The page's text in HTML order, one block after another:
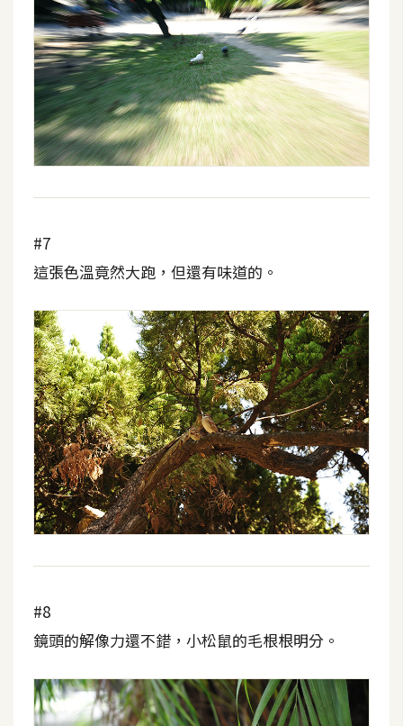
#7
這張色溫竟然大跑，但還有味道的。
#8
鏡頭的解像力還不錯，小松鼠的毛根根明分。